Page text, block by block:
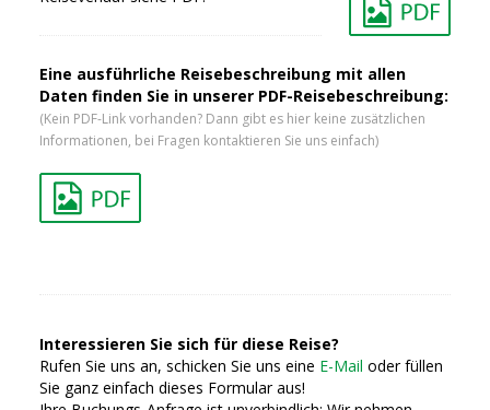
Eine ausführliche Reisebeschreibung mit allen
Daten finden Sie in unserer PDF-Reisebeschreibung:
(Kein PDF-Link vorhanden? Dann gibt es hier keine zusätzlichen
Informationen, bei Fragen kontaktieren Sie uns einfach)
Interessieren Sie sich für diese Reise?
Rufen Sie uns an, schicken Sie uns eine E-Mail oder füllen
Sie ganz einfach dieses Formular aus!